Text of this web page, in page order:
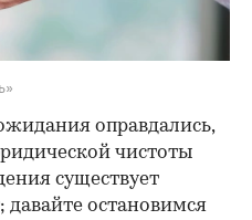
оправдались,
чистоты
существует
остановимся